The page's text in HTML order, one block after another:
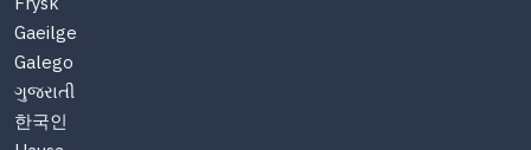
Gaeilge
Galego
ગુજરાતી
한국인